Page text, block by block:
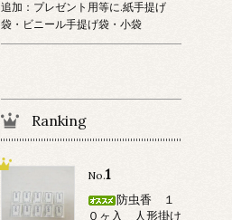
追加：プレゼント用等に.紙手提げ
袋・ビニール手提げ袋・小袋
Ranking
No.1
防虫香 １
０ヶ入 人形掛け